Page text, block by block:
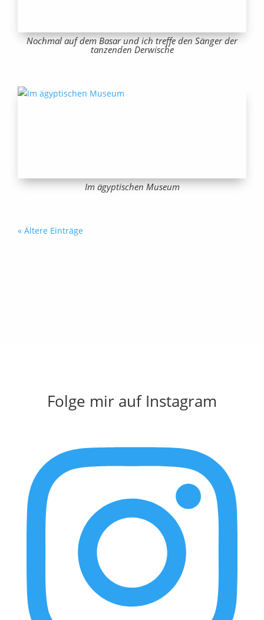
Nochmal auf dem Basar und ich treffe den Sänger der
tanzenden Derwische
Im ägyptischen Museum
« Ältere Einträge
Folge mir auf Instagram